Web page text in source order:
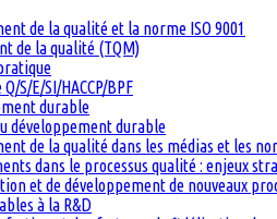
de la qualité et la norme ISO 9001
de la qualité (TQM)
S/E/SI/HACCP/BPF
durable
développement durable
de la qualité dans les médias et les
dans le processus qualité : enjeux
et de développement de nouveaux
à la R&D